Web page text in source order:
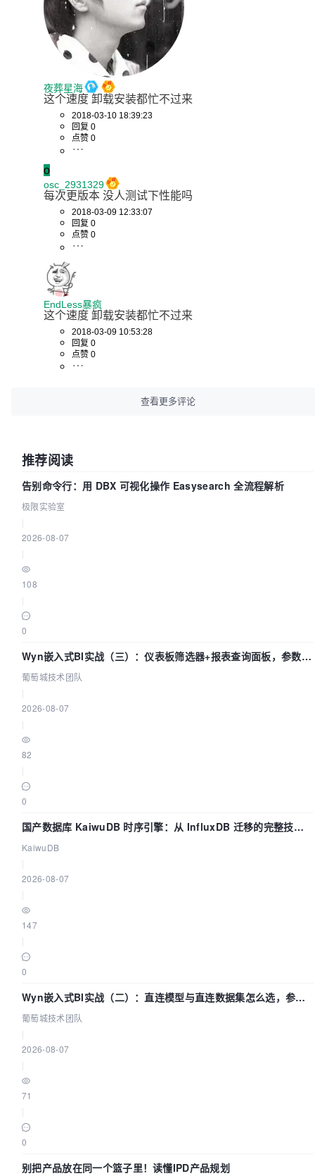
夜葬星海
这个速度 卸载安装都忙不过来
2018-03-10 18:39:23
回复 0
点赞 0
o
osc_2931329
每次更版本 没人测试下性能吗
2018-03-09 12:33:07
回复 0
点赞 0
EndLess暴疯
这个速度 卸载安装都忙不过来
2018-03-09 10:53:28
回复 0
点赞 0
查看更多评论
推荐阅读
告别命令行：用 DBX 可视化操作 Easysearch 全流程解析
极限实验室
2026-08-07
108
0
Wyn嵌入式BI实战（三）：仪表板筛选器+报表查询面板，参数联
动全闭环
葡萄城技术团队
2026-08-07
82
0
国产数据库 KaiwuDB 时序引擎：从 InfluxDB 迁移的完整技术
路径
KaiwuDB
2026-08-07
147
0
Wyn嵌入式BI实战（二）：直连模型与直连数据集怎么选，参数
为什么不生效？| 葡萄城技术团队
葡萄城技术团队
2026-08-07
71
0
别把产品放在同一个篮子里！读懂IPD产品规划